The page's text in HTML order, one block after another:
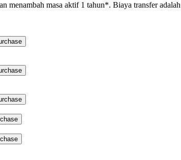
menambah masa aktif 1 tahun*. Biaya transfer adalah